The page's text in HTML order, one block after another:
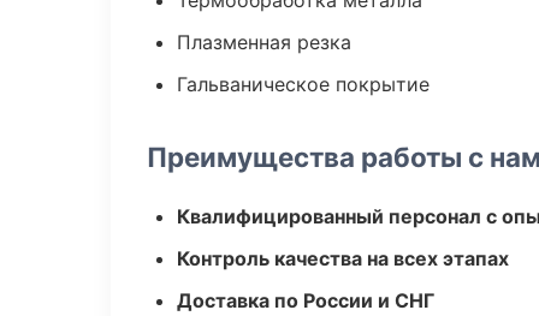
Плазменная резка
Гальваническое покрытие
Преимущества работы с
Квалифицированный персонал с
Контроль качества на всех этапах
Доставка по России и СНГ